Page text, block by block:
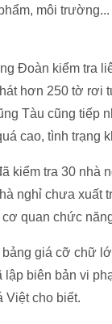
môi
Đoàn kiểm tra
hơn 250 tờ rơi
Tàu cũng tiếp
cao, tình trạng
kiểm tra 30 nhà
nghỉ chưa xuất
quan chức
giá cỡ chữ
biên bản vi
Việt cho biết.